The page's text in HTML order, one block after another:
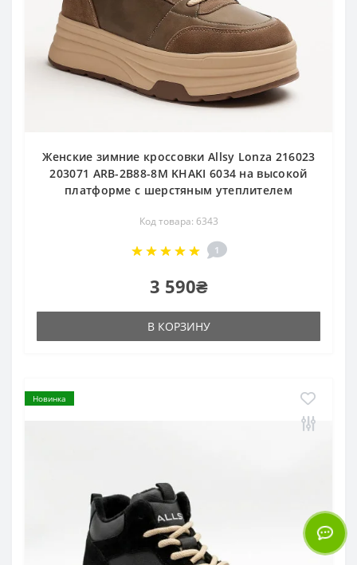
Женские зимние кроссовки Allsy Lonza 216023
203071 ARB-2B88-8M KHAKI 6034 на высокой
платформе с шерстяным утеплителем
Код товара: 6343
1
3 590₴
В КОРЗИНУ
Новинка